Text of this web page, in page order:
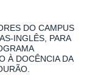
DO CAMPUS
INGLÊS, PARA
À DOCÊNCIA DA